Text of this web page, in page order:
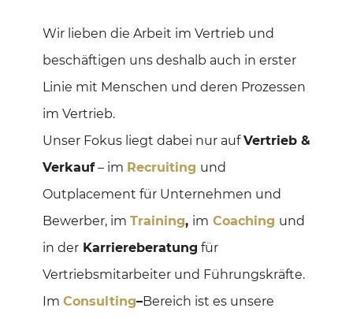
Wir lieben die Arbeit im Vertrieb und
beschäftigen uns deshalb auch in erster
Linie mit Menschen und deren Prozessen
im Vertrieb.
Unser Fokus liegt dabei nur aufVertrieb &
Verkauf– im Recruiting und
Outplacement für Unternehmen und
Bewerber, im Training, im Coaching und
in derKarriereberatung für
Vertriebsmitarbeiter und Führungskräfte.
Im Consulting–Bereich ist es unsere